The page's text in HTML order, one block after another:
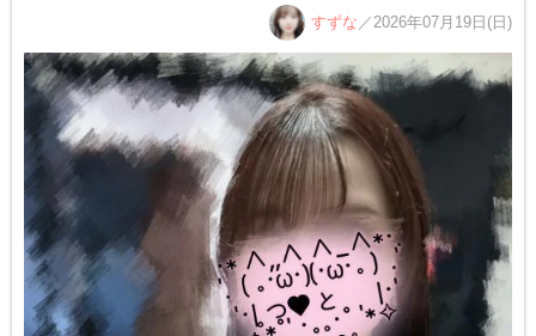
すずな ／2026年07月19日(日)